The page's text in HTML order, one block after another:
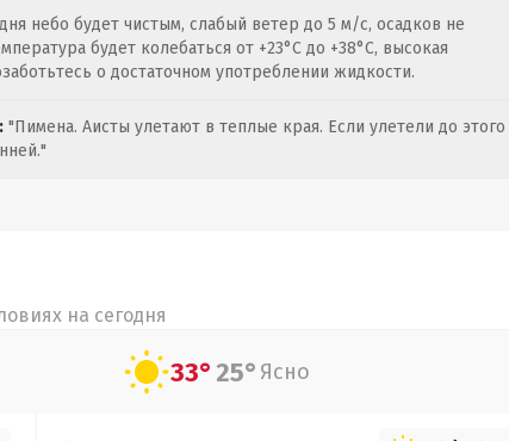
небо будет чистым, слабый ветер до 5 м/с, осадков не
будет колебаться от +23°C до +38°C, высокая
о достаточном употреблении жидкости.
"Пимена. Аисты улетают в теплые края. Если улетели до этого
на сегодня
33°25° Ясно